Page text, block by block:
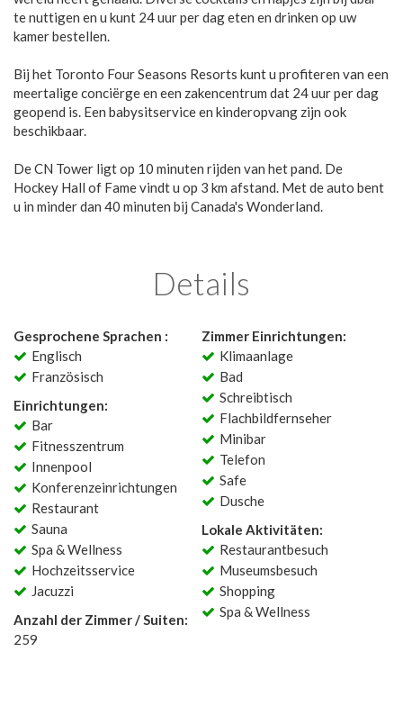
te nuttigen en u kunt 24 uur per dag eten en drinken op uw
kamer bestellen.
Bij het Toronto Four Seasons Resorts kunt u profiteren van een
meertalige conciërge en een zakencentrum dat 24 uur per dag
geopend is. Een babysitservice en kinderopvang zijn ook
beschikbaar.
De CN Tower ligt op 10 minuten rijden van het pand. De
Hockey Hall of Fame vindt u op 3 km afstand. Met de auto bent
u in minder dan 40 minuten bij Canada's Wonderland.
Details
Gesprochene Sprachen :
Englisch
Französisch
Einrichtungen:
Bar
Fitnesszentrum
Innenpool
Konferenzeinrichtungen
Restaurant
Sauna
Spa & Wellness
Hochzeitsservice
Jacuzzi
Anzahl der Zimmer / Suiten:
259
Zimmer Einrichtungen:
Klimaanlage
Bad
Schreibtisch
Flachbildfernseher
Minibar
Telefon
Safe
Dusche
Lokale Aktivitäten:
Restaurantbesuch
Museumsbesuch
Shopping
Spa & Wellness